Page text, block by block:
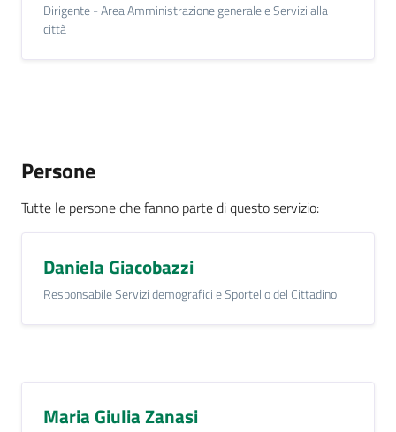
Dirigente - Area Amministrazione generale e Servizi alla
città
Persone
Tutte le persone che fanno parte di questo servizio:
Daniela Giacobazzi
Responsabile Servizi demografici e Sportello del Cittadino
Maria Giulia Zanasi